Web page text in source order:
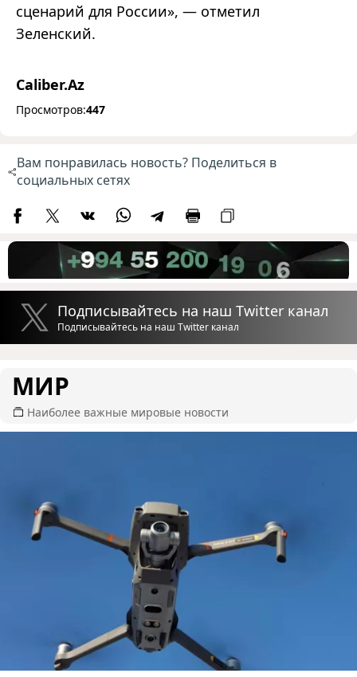
сценарий для России», — отметил
Зеленский.
Caliber.Az
Просмотров:447
Вам понравилась новость? Поделиться в
социальных сетях
Подписывайтесь на наш Twitter канал
Подписывайтесь на наш Twitter канал
МИР
Наиболее важные мировые новости